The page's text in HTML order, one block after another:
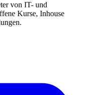
von IT- und
Kurse, Inhouse